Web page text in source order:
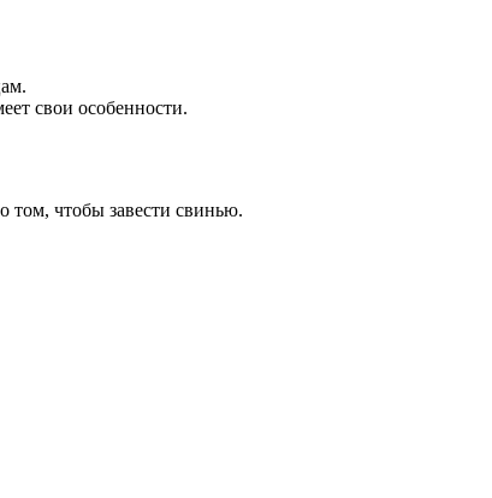
свои особенности.
чтобы завести свинью.